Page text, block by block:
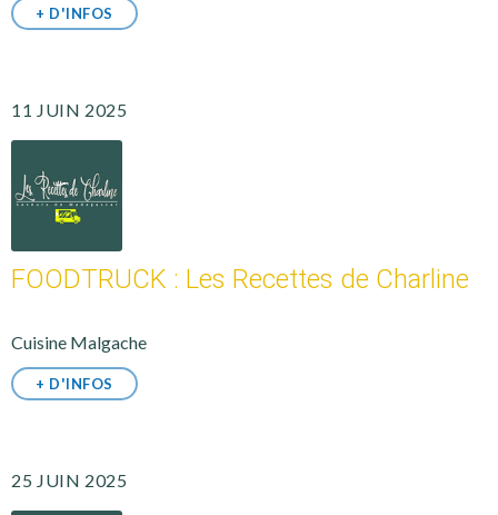
+ D'INFOS
11 JUIN 2025
FOODTRUCK : Les Recettes de Charline
Cuisine Malgache
+ D'INFOS
25 JUIN 2025